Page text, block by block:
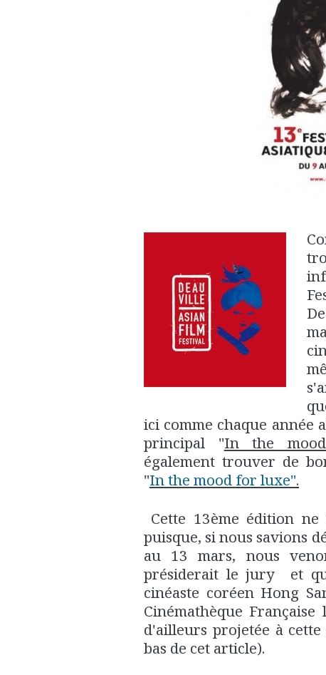
ici comme chaque année
principal "In the
également trouver de
"In the mood for luxe".
Cette 13ème édition
puisque, si nous savions
au 13 mars, nous
présiderait le jury et
cinéaste coréen Hong
Cinémathèque
d'ailleurs projetée à
bas de cet article).